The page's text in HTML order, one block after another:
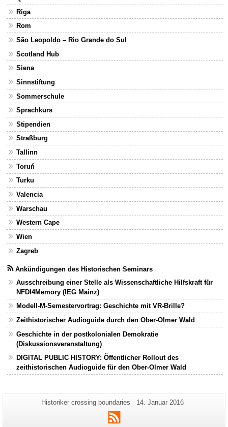
Riga
Rom
São Leopoldo – Rio Grande do Sul
Scotland Hub
Siena
Sinnstiftung
Sommerschule
Sprachkurs
Stipendien
Straßburg
Tallinn
Toruń
Turku
Valencia
Warschau
Western Cape
Wien
Zagreb
Ankündigungen des Historischen Seminars
Ausschreibung einer Stelle als Wissenschaftliche Hilfskraft für
NFDI4Memory (IEG Mainz)
Modell-M-Semestervortrag: Geschichte mit VR-Brille?
Zeithistorischer Audioguide durch den Ober-Olmer Wald
Geschichte in der postkolonialen Demokratie
(Diskussionsveranstaltung)
DIGITAL PUBLIC HISTORY: Öffentlicher Rollout des
zeithistorischen Audioguide für den Ober-Olmer Wald
Zusätzliche
Informationen
zu
Seiten-
Historiker crossing boundaries
Letzte
14. Januar 2016
RSS